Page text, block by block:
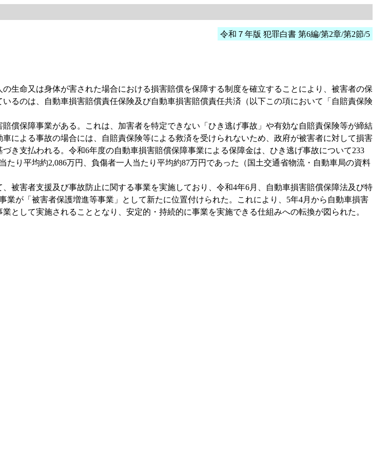
令和７年版 犯罪白書 第6編/第2章/第2節/5
生命又は身体が害された場合における損害賠償を保障する制度を確立することにより、被害者の保
るのは、自動車損害賠償責任保険及び自動車損害賠償責任共済（以下この項において「自賠責保険
償保障事業がある。これは、加害者を特定できない「ひき逃げ事故」や有効な自賠責保険等が締結
による事故の場合には、自賠責保険等による救済を受けられないため、政府が被害者に対して損害
き支払われる。令和6年度の自動車損害賠償保障事業による保障金は、ひき逃げ事故について233
り平均約2,086万円、負傷者一人当たり平均約87万円であった（国土交通省物流・自動車局の資料
被害者支援及び事故防止に関する事業を実施しており、令和4年6月、自動車損害賠償保障法及び特
が「被害者保護増進等事業」として新たに位置付けられた。これにより、5年4月から自動車損害
として実施されることとなり、安定的・持続的に事業を実施できる仕組みへの転換が図られた。